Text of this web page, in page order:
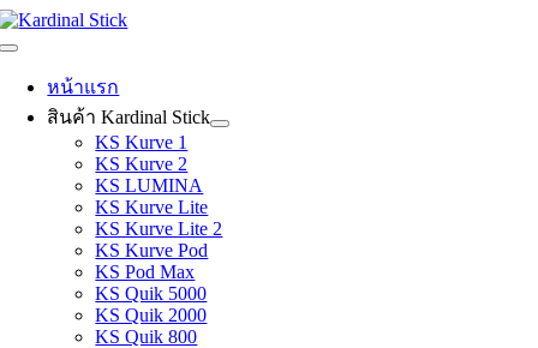
Skip
to
Toggle
Navigation
หน้าแรก
สินค้า Kardinal Stick
KS Kurve 1
KS Kurve 2
KS LUMINA
KS Kurve Lite
KS Kurve Lite 2
KS Kurve Pod
KS Pod Max
KS Quik 5000
KS Quik 2000
KS Quik 800